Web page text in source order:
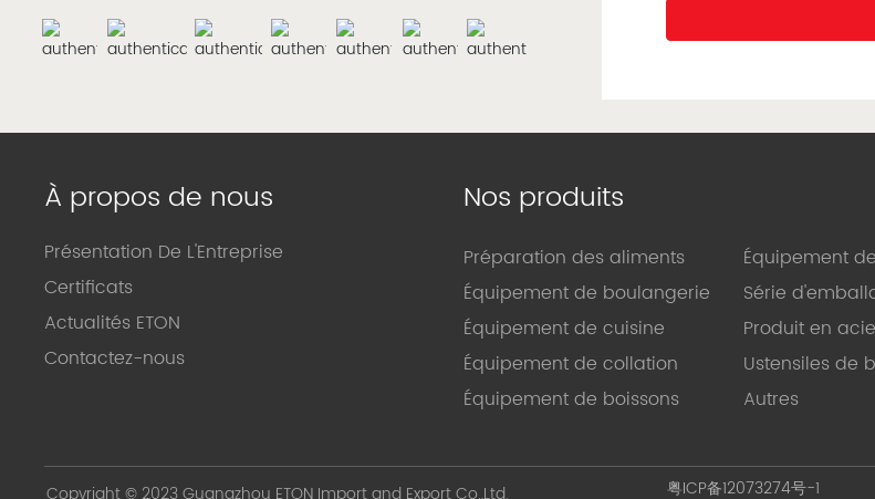
À propos de nous
Présentation De L'Entreprise
Certificats
Actualités ETON
Contactez-nous
Nos produits
Préparation des aliments
Équipement de boulangerie
Équipement de cuisine
Équipement de collation
Équipement de boissons
Équipement
Série
Produit en
Ustensiles de
Autres
粤ICP备12073274号-1